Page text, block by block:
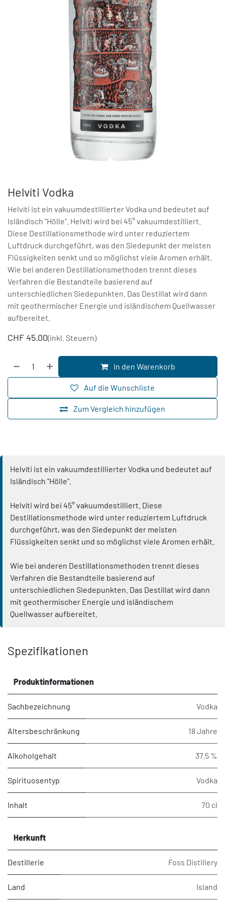
Helvíti Vodka
Helvíti ist ein vakuumdestillierter Vodka und bedeutet auf
Isländisch "Hölle". Helvíti wird bei 45° vakuumdestilliert.
Diese Destillationsmethode wird unter reduziertem
Luftdruck durchgeführt, was den Siedepunkt der meisten
Flüssigkeiten senkt und so möglichst viele Aromen erhält.
Wie bei anderen Destillationsmethoden trennt dieses
Verfahren die Bestandteile basierend auf
unterschiedlichen Siedepunkten. Das Destillat wird dann
mit geothermischer Energie und isländischem Quellwasser
aufbereitet.
CHF 45.00(inkl. Steuern)
In den Warenkorb
Zum Vergleich hinzufügen
Auf die Wunschliste
Helvíti ist ein vakuumdestillierter Vodka und bedeutet auf
Isländisch "Hölle".
Helvíti wird bei 45° vakuumdestilliert. Diese
Destillationsmethode wird unter reduziertem Luftdruck
durchgeführt, was den Siedepunkt der meisten
Flüssigkeiten senkt und so möglichst viele Aromen erhält.
Wie bei anderen Destillationsmethoden trennt dieses
Verfahren die Bestandteile basierend auf
unterschiedlichen Siedepunkten. Das Destillat wird dann
mit geothermischer Energie und isländischem
Quellwasser aufbereitet.
Spezifikationen
Produktinformationen
Sachbezeichnung Vodka
Altersbeschränkung 18 Jahre
Alkoholgehalt 37.5 %
Spirituosentyp Vodka
Inhalt 70 cl
Herkunft
Destillerie Foss Distillery
Land Island